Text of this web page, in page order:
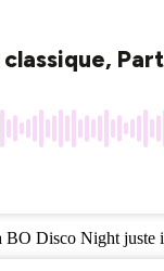
BO Disco Night juste